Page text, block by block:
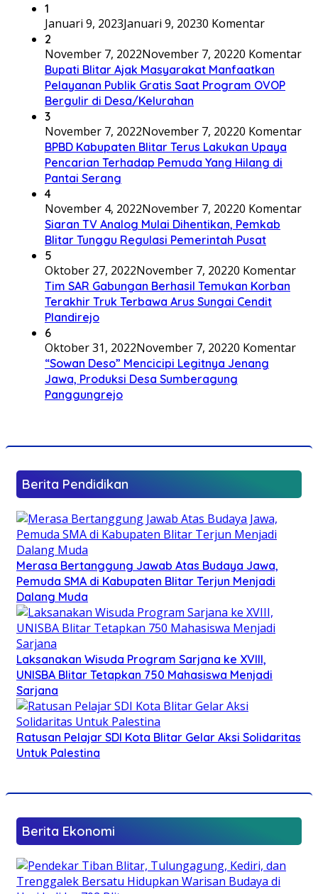
1
Januari 9, 2023Januari 9, 20230 Komentar
2
November 7, 2022November 7, 20220 Komentar
Bupati Blitar Ajak Masyarakat Manfaatkan
Pelayanan Publik Gratis Saat Program OVOP
Bergulir di Desa/Kelurahan
3
November 7, 2022November 7, 20220 Komentar
BPBD Kabupaten Blitar Terus Lakukan Upaya
Pencarian Terhadap Pemuda Yang Hilang di
Pantai Serang
4
November 4, 2022November 7, 20220 Komentar
Siaran TV Analog Mulai Dihentikan, Pemkab
Blitar Tunggu Regulasi Pemerintah Pusat
5
Oktober 27, 2022November 7, 20220 Komentar
Tim SAR Gabungan Berhasil Temukan Korban
Terakhir Truk Terbawa Arus Sungai Cendit
Plandirejo
6
Oktober 31, 2022November 7, 20220 Komentar
“Sowan Deso” Mencicipi Legitnya Jenang
Jawa, Produksi Desa Sumberagung
Panggungrejo
Berita Pendidikan
Merasa Bertanggung Jawab Atas Budaya Jawa,
Pemuda SMA di Kabupaten Blitar Terjun Menjadi
Dalang Muda
Laksanakan Wisuda Program Sarjana ke XVIII,
UNISBA Blitar Tetapkan 750 Mahasiswa Menjadi
Sarjana
Ratusan Pelajar SDI Kota Blitar Gelar Aksi Solidaritas
Untuk Palestina
Berita Ekonomi